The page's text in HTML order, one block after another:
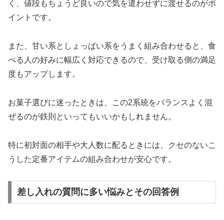
く、値段もちょうど良いので気を遣わせずに渡せるのがポ
イントです。
また、甘い系としょっぱい系をうまく組み合わせると、食
べる人の好みに幅広く対応できるので、受け取る側の満足
度もアップします。
お菓子選びに迷ったときは、この2系統をバランスよく混
ぜるのが鉄則といってもいいかもしれません。
特に初対面の相手や大人数に配るときには、クセのないこ
うした定番アイテムの組み合わせが安心です。
差し入れの質問に多い悩みとその回答例